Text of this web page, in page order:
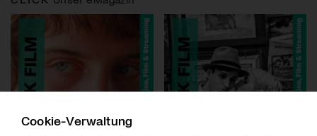
Cookie-Verwaltung